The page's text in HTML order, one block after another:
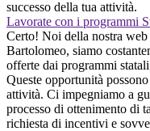
successo della tua attività.
Lavorate con i programmi
Certo! Noi della nostra
Bartolomeo, siamo
offerte dai programmi
Queste opportunità
attività. Ci impegniamo a
processo di ottenimento di
richiesta di incentivi e